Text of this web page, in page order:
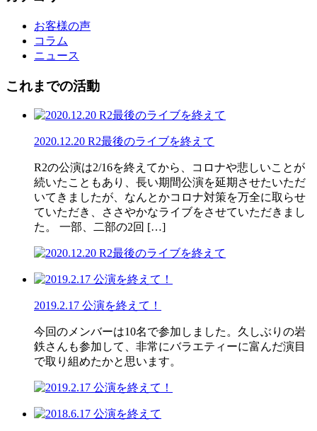
お客様の声
コラム
ニュース
これまでの活動
2020.12.20 R2最後のライブを終えて
R2の公演は2/16を終えてから、コロナや悲しいことが
続いたこともあり、長い期間公演を延期させたいただ
いてきましたが、なんとかコロナ対策を万全に取らせ
ていただき、ささやかなライブをさせていただきまし
た。 一部、二部の2回 […]
2019.2.17 公演を終えて！
今回のメンバーは10名で参加しました。久しぶりの岩
鉄さんも参加して、非常にバラエティーに富んだ演目
で取り組めたかと思います。